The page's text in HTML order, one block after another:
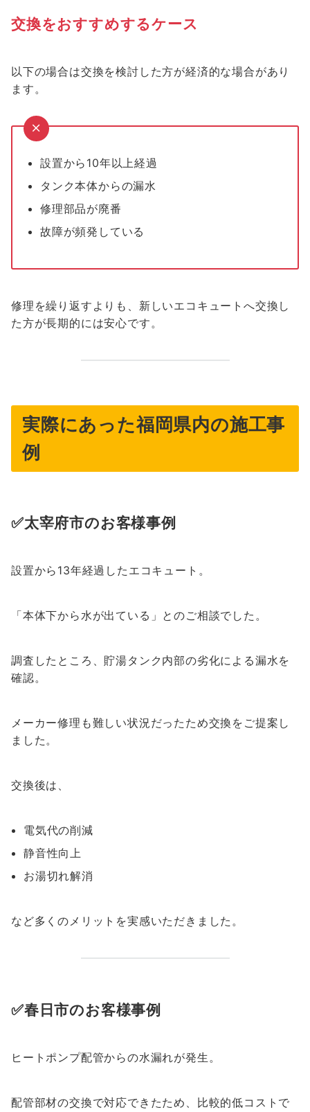
交換をおすすめするケース
以下の場合は交換を検討した方が経済的な場合があり
ます。
設置から10年以上経過
タンク本体からの漏水
修理部品が廃番
故障が頻発している
修理を繰り返すよりも、新しいエコキュートへ交換し
た方が長期的には安心です。
実際にあった福岡県内の施工事
例
✅太宰府市のお客様事例
設置から13年経過したエコキュート。
「本体下から水が出ている」とのご相談でした。
調査したところ、貯湯タンク内部の劣化による漏水を
確認。
メーカー修理も難しい状況だったため交換をご提案し
ました。
交換後は、
電気代の削減
静音性向上
お湯切れ解消
など多くのメリットを実感いただきました。
✅春日市のお客様事例
ヒートポンプ配管からの水漏れが発生。
配管部材の交換で対応できたため、比較的低コストで